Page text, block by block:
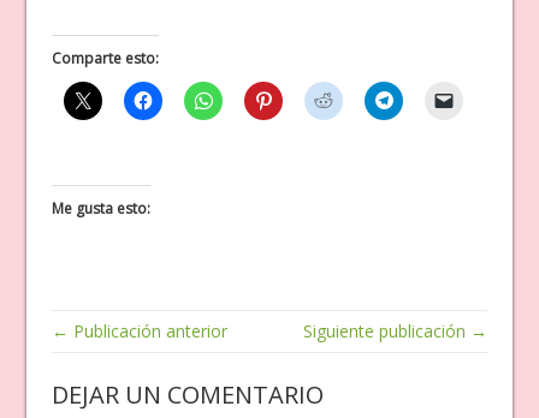
Comparte esto:
Me gusta esto:
← Publicación anterior Siguiente publicación →
DEJAR UN COMENTARIO